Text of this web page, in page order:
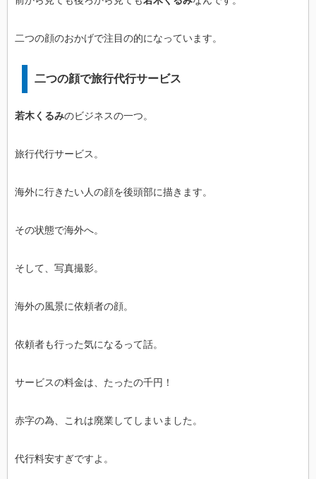
二つの顔のおかげで注目の的になっています。
二つの顔で旅行代行サービス
若木くるみのビジネスの一つ。
旅行代行サービス。
海外に行きたい人の顔を後頭部に描きます。
その状態で海外へ。
そして、写真撮影。
海外の風景に依頼者の顔。
依頼者も行った気になるって話。
サービスの料金は、たったの千円！
赤字の為、これは廃業してしまいました。
代行料安すぎですよ。